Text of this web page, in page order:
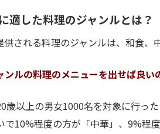
適した料理のジャンルとは？
される料理のジャンルは、和食、
ンルの料理のメニューを出せば良い
歳以上の男女1000名を対象に行っ
で10%程度の方が「中華」、9%程